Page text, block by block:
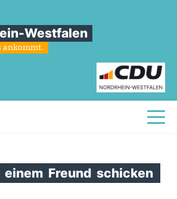
Westfalen
ankommt.
einem Freund schicken